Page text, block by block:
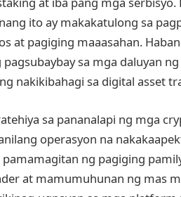
ito ay makakatulong sa
at pagiging maaasahan.
sa mga daluyan
nakikibahagi sa digital asset
sa pananalapi ng mga
operasyon na
ng pagiging
at mamumuhunan ng mas